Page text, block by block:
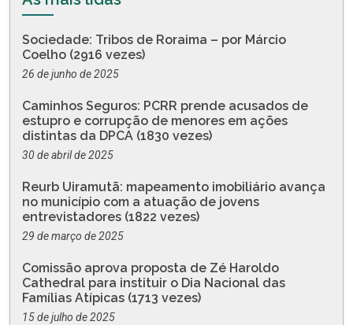
Sociedade: Tribos de Roraima – por Márcio
Coelho (2916 vezes)
26 de junho de 2025
Caminhos Seguros: PCRR prende acusados de
estupro e corrupção de menores em ações
distintas da DPCA (1830 vezes)
30 de abril de 2025
Reurb Uiramutã: mapeamento imobiliário avança
no município com a atuação de jovens
entrevistadores (1822 vezes)
29 de março de 2025
Comissão aprova proposta de Zé Haroldo
Cathedral para instituir o Dia Nacional das
Famílias Atípicas (1713 vezes)
15 de julho de 2025